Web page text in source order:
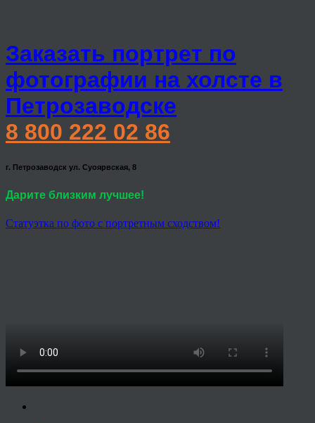
Заказать портрет по
фотографии на холсте в
Петрозаводске
8 800 222 02 86
г. Петрозаводск ул. Суоярвская, 8
Дарите близким лучшее!
Статуэтка по фото с портретным сходством!